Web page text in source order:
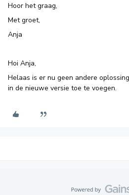
Hoor het graag,
Met groet,
Anja
Hoi Anja,
Helaas is er nu geen andere
in de nieuwe versie toe te voegen.